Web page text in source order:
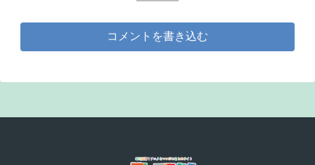
コメントを書き込む